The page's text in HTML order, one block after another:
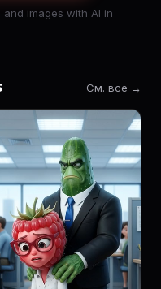
and images with AI in
См. все →